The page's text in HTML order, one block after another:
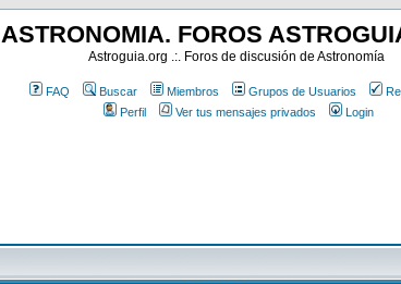
ASTRONOMIA. FOROS
Astroguia.org .:. Foros de discusión de Astronomía
FAQ Buscar Miembros Grupos de Usuarios
Perfil
Ver tus mensajes privados Login